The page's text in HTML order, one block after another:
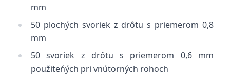
mm
50 plochých svoriek z drôtu s priemerom 0,8
mm
50 svoriek z drôtu s priemerom 0,6 mm
použiteńých pri vnútorných rohoch